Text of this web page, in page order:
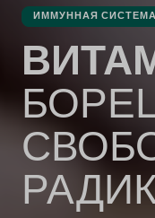
ИММУННАЯ СИСТЕМА